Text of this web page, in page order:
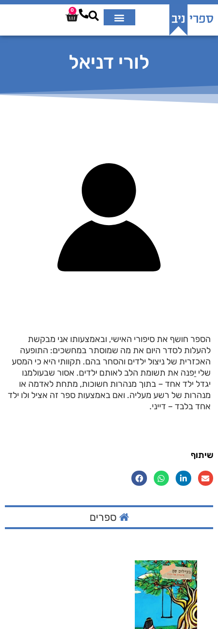
0
לורי דניאל
הספר חושף את סיפורי האישי, ובאמצעותו אני מבקשת
להעלות לסדר היום את מה שמוסתר במחשכים: התופעה
האכזרית של ניצול ילדים והסחר בהם. תקוותי היא כי המסע
שלי יַפנה את תשומת הלב לאותם ילדים. אסור שבעולמנו
יגדל ילד אחד – בתוך מנהרות חשוכות, מתחת לאדמה או
מנהרות של רשע מעליה. ואם באמצעות ספר זה אציל ולו ילד
אחד בלבד – דייני.
שיתוף
ספרים